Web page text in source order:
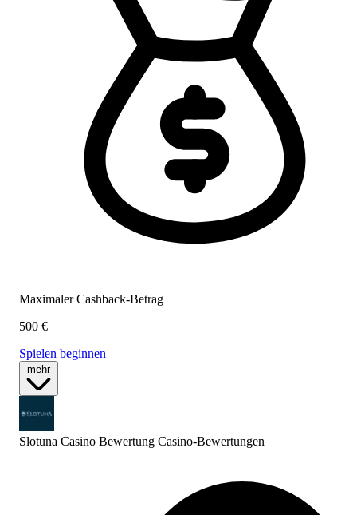
Maximaler Cashback-Betrag
500 €
Spielen beginnen
mehr
Slotuna Casino Bewertung Casino-Bewertungen